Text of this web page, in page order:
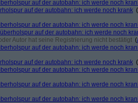
auf der autobahn: ich werde noch
auf der autobahn: ich werde noch krank (
auf der autobahn: ich werde noch
auf der autobahn: ich werde noch
Autor hat seine Registrierung nicht bestätigt (
auf der autobahn: ich werde noch
auf der autobahn: ich werde noch krank (
auf der autobahn: ich werde noch
auf der autobahn: ich werde noch
auf der autobahn: ich werde noch